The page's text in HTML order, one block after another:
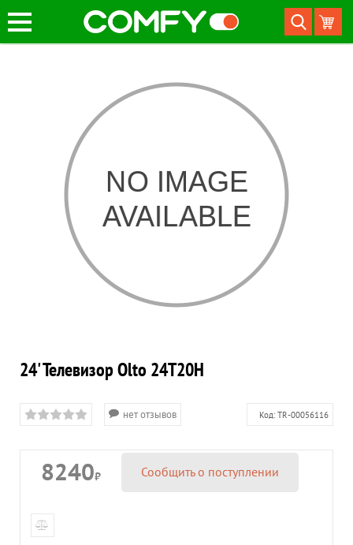
24' Телевизор Olto 24T20H
нет отзывов Код: TR-00056116
8240₽ Сообщить о поступлении